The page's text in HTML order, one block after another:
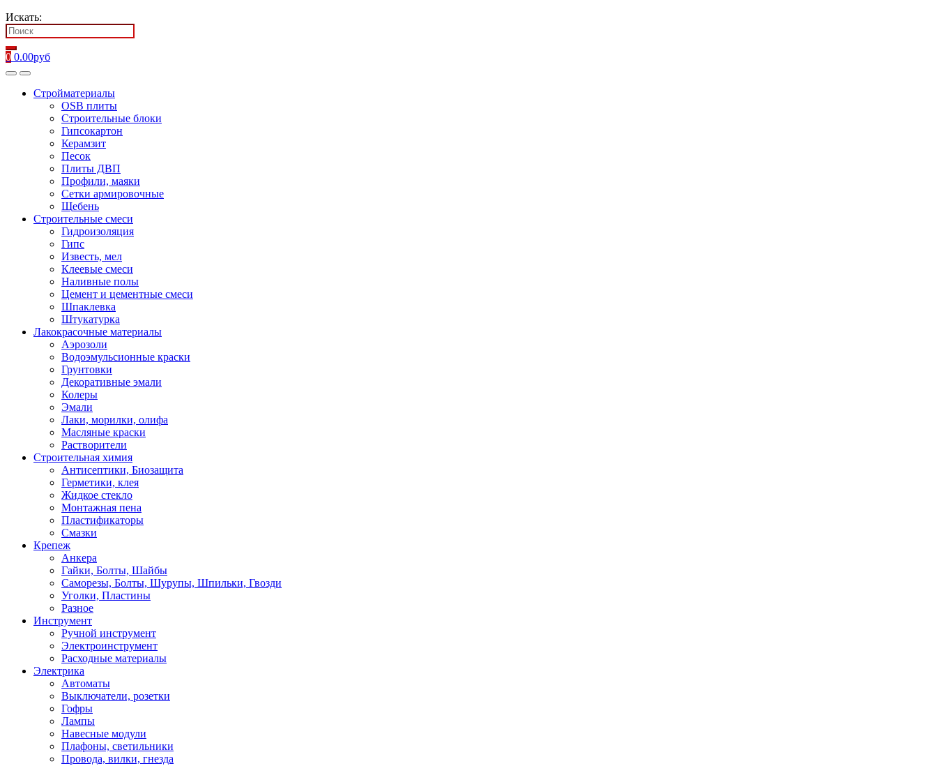
Искать:
0 0.00руб
Стройматериалы
OSB плиты
Строительные блоки
Гипсокартон
Керамзит
Песок
Плиты ДВП
Профили, маяки
Сетки армировочные
Щебень
Строительные смеси
Гидроизоляция
Гипс
Известь, мел
Клеевые смеси
Наливные полы
Цемент и цементные смеси
Шпаклевка
Штукатурка
Лакокрасочные материалы
Аэрозоли
Водоэмульсионные краски
Грунтовки
Декоративные эмали
Колеры
Эмали
Лаки, морилки, олифа
Масляные краски
Растворители
Строительная химия
Антисептики, Биозащита
Герметики, клея
Жидкое стекло
Монтажная пена
Пластификаторы
Смазки
Крепеж
Анкера
Гайки, Болты, Шайбы
Саморезы, Болты, Шурупы, Шпильки, Гвозди
Уголки, Пластины
Разное
Инструмент
Ручной инструмент
Электроинструмент
Расходные материалы
Электрика
Автоматы
Выключатели, розетки
Гофры
Лампы
Навесные модули
Плафоны, светильники
Провода, вилки, гнезда